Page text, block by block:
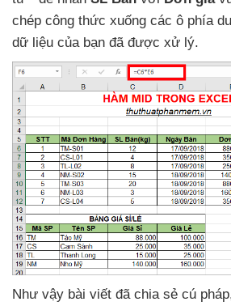
chép công thức xuống các ô phía
dữ liệu của bạn đã được xử lý.
Như vậy bài viết đã chia sẻ cú pháp